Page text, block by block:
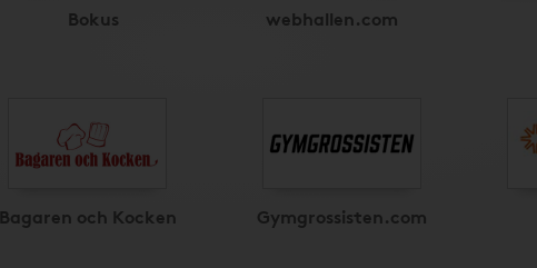
Bokus webhallen.com
Bagaren och Kocken Gymgrossisten.com